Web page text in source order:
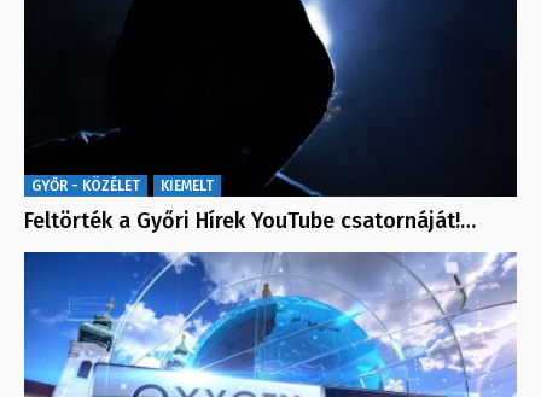
GYŐR - KÖZÉLET KIEMELT
Feltörték a Győri Hírek YouTube csatornáját!…